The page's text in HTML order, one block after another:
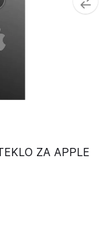
ZA APPLE